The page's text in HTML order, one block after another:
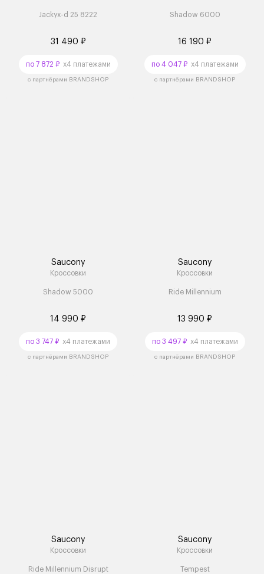
Jackyx-d 25 8222
31 490 ₽
по 7 872 ₽x4 платежами
с партнёрами BRANDSHOP
Shadow 6000
16 190 ₽
по 4 047 ₽x4 платежами
с партнёрами BRANDSHOP
Saucony
Кроссовки
Shadow 5000
14 990 ₽
по 3 747 ₽ x4 платежами
с партнёрами BRANDSHOP
Saucony
Кроссовки
Ride Millennium
13 990 ₽
по 3 497 ₽x4 платежами
с партнёрами BRANDSHOP
Saucony
Кроссовки
Ride Millennium Disrupt
Saucony
Кроссовки
Tempest